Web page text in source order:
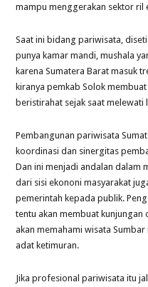
mampu menggerakan sektor
Saat ini bidang pariwisata,
punya kamar mandi, mushala
karena Sumatera Barat masuk
kiranya pemkab Solok
beristirahat sejak saat
Pembangunan pariwisata
koordinasi dan sinergitas
Dan ini menjadi andalan dalam
dari sisi ekononi masyarakat
pemerintah kepada publik.
tentu akan membuat
akan memahami wisata
adat ketimuran.
Jika profesional pariwisata itu